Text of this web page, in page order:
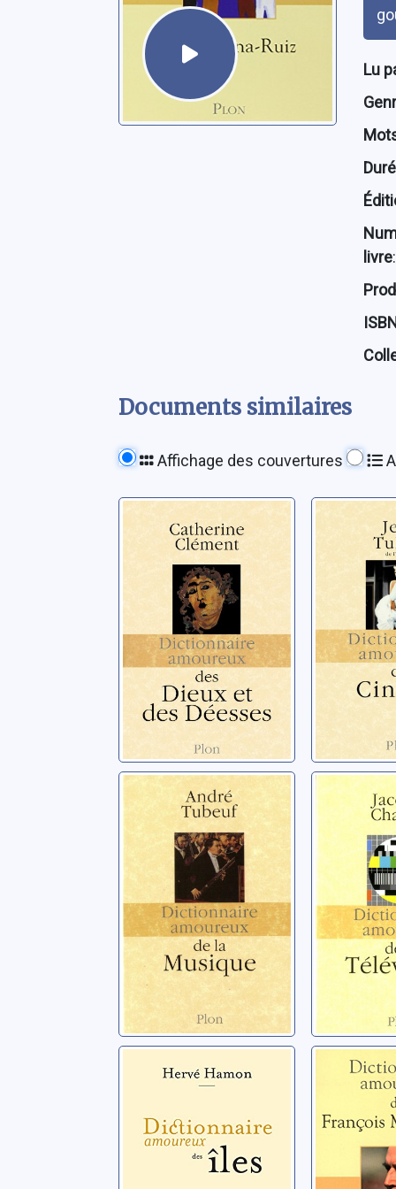
Lu
livre:
Documents similaires
Affichage des couvertures
amoureux des
dieux et des
déesses
Clément, Catherine
cinéma
Tulard,
Dictionnaire
amoureux de la
musique
Tubeuf, André Chancel,
Dictionnaire
amoureux des
îles
Hamon, Hervé Lang, Jack